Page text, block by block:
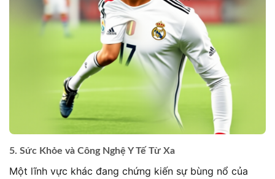
5. Sức Khỏe và Công Nghệ Y Tế Từ Xa
Một lĩnh vực khác đang chứng kiến sự bùng nổ của